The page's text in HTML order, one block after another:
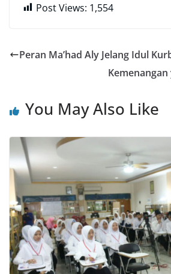
Post Views: 1,554
Peran Ma’had Aly Jelang Idul
You May Also Like